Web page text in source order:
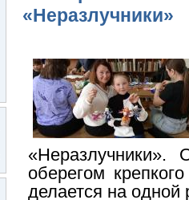
«Неразлучники»
оберегом
делается на